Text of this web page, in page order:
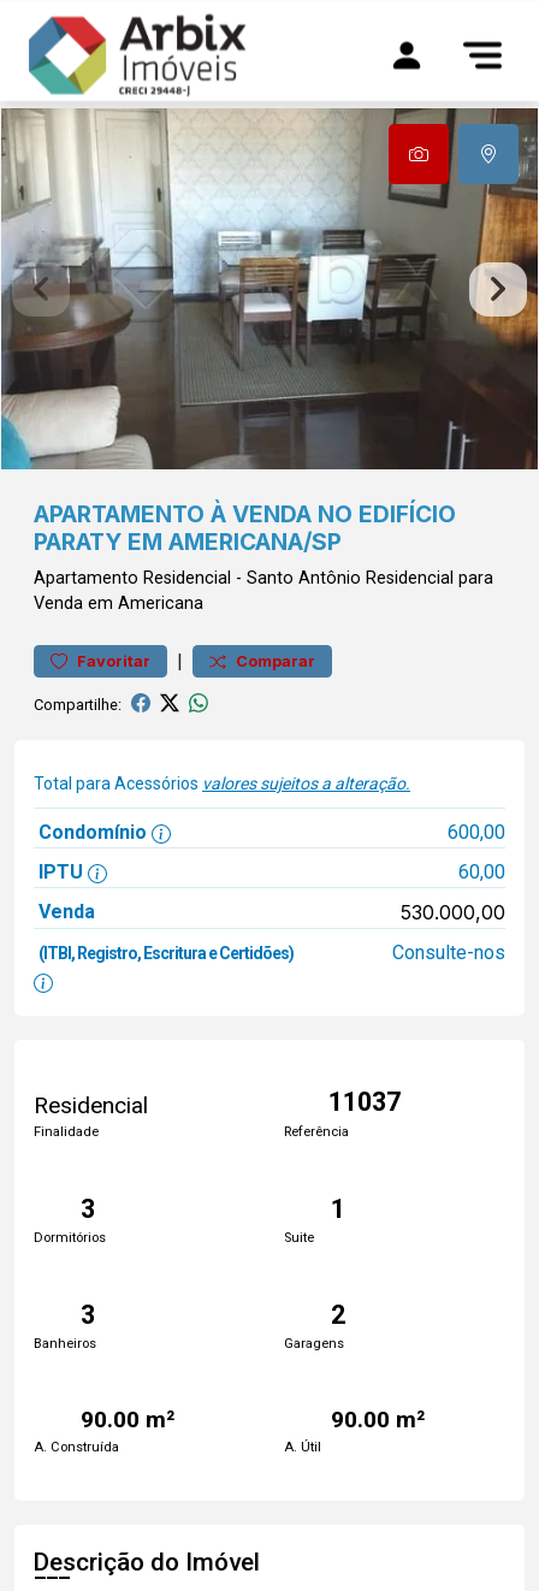
APARTAMENTO À VENDA NO EDIFÍCIO
PARATY EM AMERICANA/SP
Apartamento Residencial - Santo Antônio Residencial para
Venda em Americana
Favoritar | Comparar
Compartilhe:
Total para Acessórios valores sujeitos a alteração.
Condomínio
600,00
IPTU
60,00
Venda
530.000,00
(ITBI, Registro, Escritura e Certidões) Consulte-nos
Residencial
Finalidade
11037
Referência
3
Dormitórios
1
Suite
3
Banheiros
2
Garagens
90.00 m²
A. Construída
90.00 m²
A. Útil
Descrição do Imóvel